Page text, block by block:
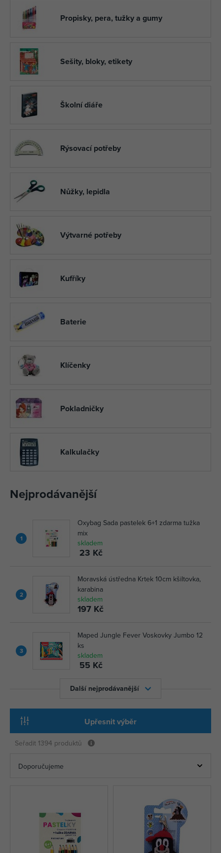
Propisky, pera, tužky a gumy
Sešity, bloky, etikety
Školní diáře
Rýsovací potřeby
Nůžky, lepidla
Výtvarné potřeby
Kufříky
Baterie
Klíčenky
Pokladničky
Kalkulačky
Nejprodávanější
1
Oxybag Sada pastelek 6+1 zdarma tužka
mix
skladem
23 Kč
2
Moravská ústředna Krtek 10cm kšiltovka,
karabina
skladem
197 Kč
3
Maped Jungle Fever Voskovky Jumbo 12
ks
skladem
55 Kč
Další nejprodávanější
Upřesnit výběr
Seřadit 1394 produktů